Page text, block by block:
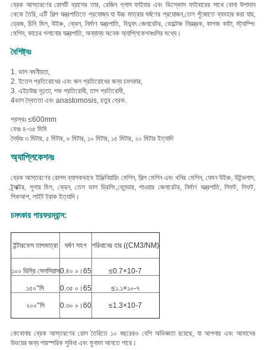
ব্রেক আস্তরণের রোলটি ব্রাসের তার, রেজিন গ্লাস ফাইবার এবং ভিস্কোস ফাইবারের সাথে বোনা উপাদান
থেকে তৈরি, এটি শিল্প যন্ত্রপাতিতে প্রযোজ্য যা উচ্চ মাত্রার ঘর্ষণের প্রয়োজন,তেল পুঁজোতে ব্যবহার করা যায়,
ড্রেজ, চিনি মিল, উইঞ্চ, ক্রেন, নির্মাণ যন্ত্রপাতি, বিদ্যুৎ জেনারেটর, ভোল্টেজ নিয়ন্ত্রক, কাগজ কাটা, স্ট্যাম্পিং
মেশিন, কাচের গলানোর যন্ত্রপাতি, অন্যান্য অনেক অ্যাপ্লিকেশনগুলির মধ্যে।
বৈশিষ্ট্যঃ
1. ভাল নমনীয়তা,
2. ইতেল প্রতিরোধের এবং জল প্রতিরোধের জন্য চমৎকার,
3. এইচউচ্চ দৃঢ়তা, শক প্রতিরোধী, তাপ প্রতিরোধী,
4ভাল দ্বৈততা এবং anastomosis, চতুর ব্রেক.
প্রস্থঃ ≤600mm
বেধঃ ৪-৩৫ মিমি
দৈর্ঘ্যঃ ৩ মিটার, ৫ মিটার, ৮ মিটার, ১০ মিটার, ১৫ মিটার, ২০ মিটার ইত্যাদি
অ্যাপ্লিকেশনঃ
ব্রেক আস্তরণের রোলস ব্যাপকভাবে ইঞ্জিনিয়ারিং মেশিন, শিল্প মেশিন এবং খনির মেশিন, যেমন উইঞ্চ, উইন্ডলাস,
ট্র্যাক্টর, সুগার মিল, ক্রেন, তেল ভাল ড্রিলিং,ব্লেন্ডার, পাওয়ার জেনারেটর, নির্মাণ যন্ত্রপাতি, লিফট, লিফট,
পিকআপ, লাইট ট্রাক ইত্যাদি।
চমৎকার পারফরম্যান্স:
ইন্টারফেস তাপমাত্রা ঘর্ষণ সহগ পরিধানের হার ((CM3/NM)
১০০ ডিগ্রি সেলসিয়াস0.৪০ ০।65 ≤0.7×10-7
১৫০°সি 0.৩৫ ০।65 ≤১.১×১০-৭
২০০°সি 0.৩০ ০।60 ≤1.3×10-7
কেবোনার ব্রেক আস্তরণের রোল তৈরিতে ১০ বছরেরও বেশি অভিজ্ঞতা রয়েছে, যা আপনার এবং আমাদের
উভয়ের জন্য পারস্পরিক সুবিধা এবং মুনাফা আনতে পারে।